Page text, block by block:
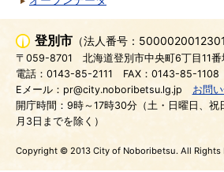
登別市 （法人番号：5000020012301
〒059-8701
北海道登別市中央町6丁目11番
電話：0143-85-2111
FAX：0143-85-1108
Eメール：pr@city.noboribetsu.lg.jp
お問
開庁時間：9時～17時30分（土・日曜日、祝
月3日までを除く）
Copyright © 2013 City of Noboribetsu. All Rights